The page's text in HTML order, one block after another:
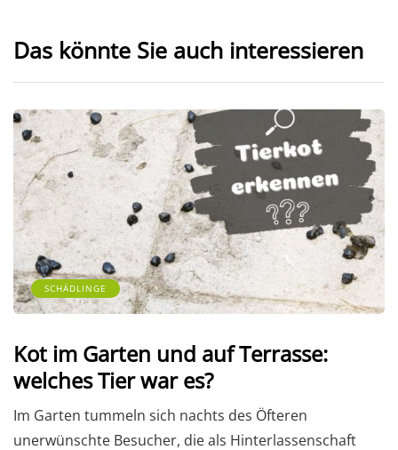
Das könnte Sie auch interessieren
SCHÄDLINGE
Kot im Garten und auf Terrasse:
welches Tier war es?
Im Garten tummeln sich nachts des Öfteren
unerwünschte Besucher, die als Hinterlassenschaft